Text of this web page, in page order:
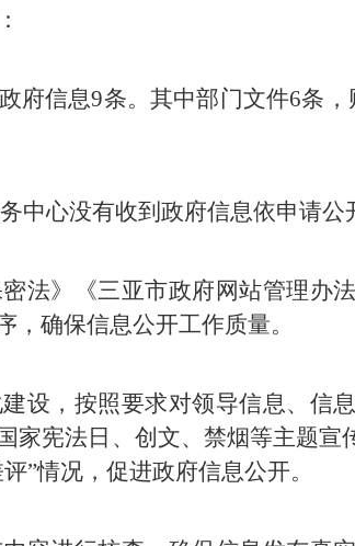
府信息9条。其中部门文件6条，
中心没有收到政府信息依申请公
法》《三亚市政府网站管理办
，确保信息公开工作质量。
设，按照要求对领导信息、信
家宪法日、创文、禁烟等主题宣
”情况，促进政府信息公开。